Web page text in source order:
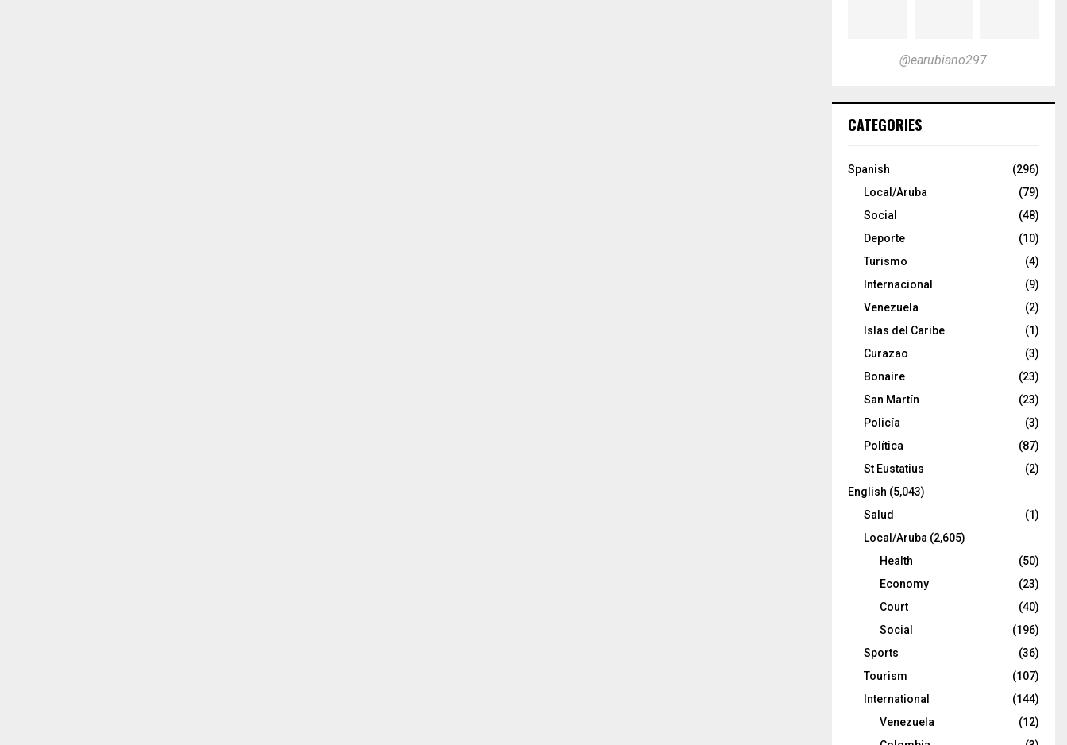
@earubiano297
CATEGORIES
Spanish
(296)
Local/Aruba
(79)
Social
(48)
Deporte
(10)
Turismo
(4)
Internacional
(9)
Venezuela
(2)
Islas del Caribe
(1)
Curazao
(3)
Bonaire
(23)
San Martín
(23)
Policía
(3)
Política
(87)
St Eustatius
(2)
English (5,043)
Salud
(1)
Local/Aruba (2,605)
Health
(50)
Economy
(23)
Court
(40)
Social
(196)
Sports
(36)
Tourism
(107)
International
(144)
Venezuela
(12)